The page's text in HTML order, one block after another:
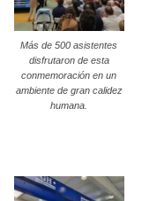
Más de 500 asistentes
disfrutaron de esta
conmemoración en un
ambiente de gran calidez
humana.